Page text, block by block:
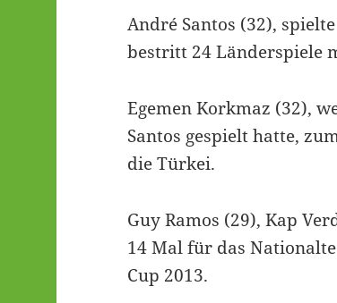
André Santos (32),
bestritt 24 Länderspiele
Egemen Korkmaz (32),
Santos gespielt hatte,
die Türkei.
Guy Ramos (29), Kap
14 Mal für das
Cup 2013.